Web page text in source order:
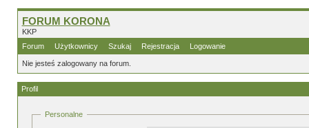
FORUM KORONA
KKP
Forum
Użytkownicy Szukaj Rejestracja Logowanie
Nie jesteś zalogowany na forum.
Profil
Personalne